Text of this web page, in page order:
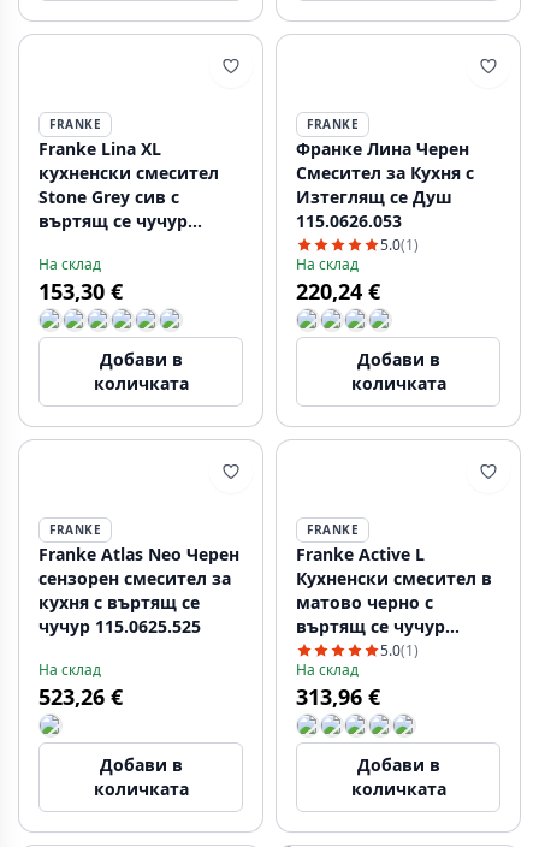
FRANKE
Franke Lina XL
кухненски смесител
Stone Grey сив с
въртящ се чучур
На склад
153,30 €
Добави в
количката
FRANKE
Франке Лина Черен
Смесител за Кухня с
Изтеглящ се Душ
115.0626.053
5.0(1)
На склад
220,24 €
Добави в
количката
FRANKE
Franke Atlas Neo Черен
сензорен смесител за
кухня с въртящ се
чучур 115.0625.525
На склад
523,26 €
Добави в
количката
FRANKE
Franke Active L
Кухненски смесител в
матово черно с
въртящ се чучур
115.0653.371
5.0(1)
На склад
313,96 €
Добави в
количката